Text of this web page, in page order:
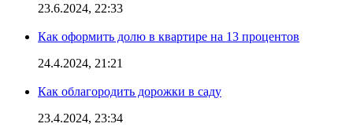
23.6.2024, 22:33
Как оформить долю в квартире на 13 процентов
24.4.2024, 21:21
Как облагородить дорожки в саду
23.4.2024, 23:34